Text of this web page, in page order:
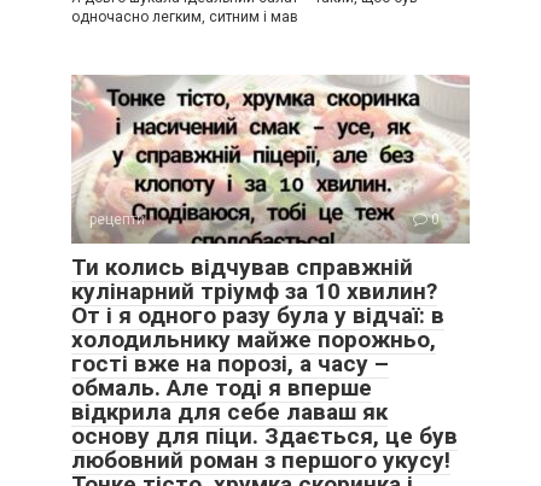
одночасно легким, ситним і мав
рецепти 0
Ти колись відчував справжній
кулінарний тріумф за 10 хвилин?
От і я одного разу була у відчаї: в
холодильнику майже порожньо,
гості вже на порозі, а часу –
обмаль. Але тоді я вперше
відкрила для себе лаваш як
основу для піци. Здається, це був
любовний роман з першого укусу!